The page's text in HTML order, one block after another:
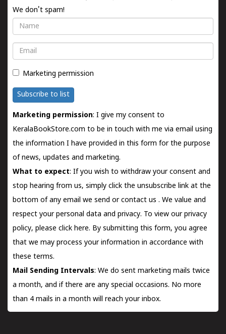
We don't spam!
Name
Email
Marketing permission
Subscribe to list
Marketing permission: I give my consent to
KeralaBookStore.com to be in touch with me via email using
the information I have provided in this form for the purpose
of news, updates and marketing.
What to expect: If you wish to withdraw your consent and
stop hearing from us, simply click the unsubscribe link at the
bottom of any email we send orcontact us . We value and
respect your personal data and privacy. To view our privacy
policy, please click here. By submitting this form, you agree
that we may process your information in accordance with
these terms.
Mail Sending Intervals: We do sent marketing mails twice
a month, and if there are any special occasions. No more
than 4 mails in a month will reach your inbox.